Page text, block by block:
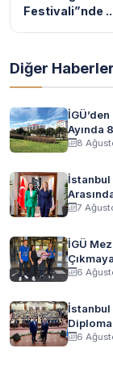
Festivali”nde
Diğer Haberler
Ayında
8
İstanbul
7
İGÜ
6
İstanbul
6